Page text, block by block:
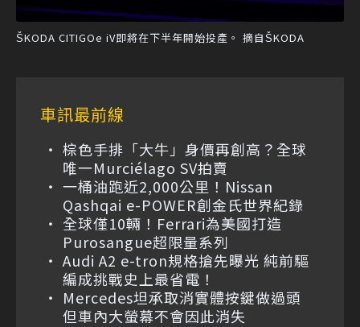
ŠKODA CITIGOe iV即將在下半年開始投產。 摘自ŠKODA
車訊最前線
棕色手排「大牛」身價再創高？全球
唯一Murciélago SV拍賣
一桶油跑近2,000公里！Nissan
Qashqai e-POWER創金氏世界紀錄
全球僅10輛！Ferrari為美國打造
Purosangue超限量系列
Audi A2 e-tron規格搶先曝光 純前驅
編成挑戰史上最省電！
Mercedes坦承取消實體按鍵做過頭
但車內大螢幕不會因此消失